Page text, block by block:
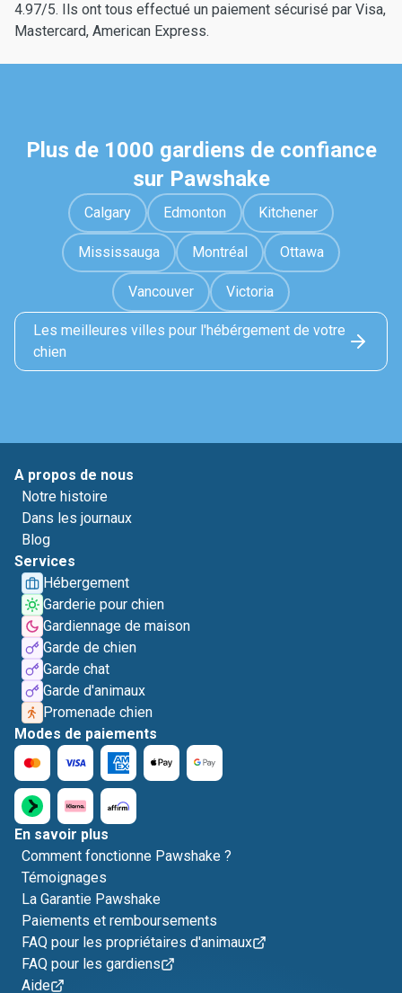
4.97/5. Ils ont tous effectué un paiement sécurisé par Visa,
Mastercard, American Express.
Plus de 1000 gardiens de confiance
sur Pawshake
Calgary Edmonton Kitchener
Mississauga Montréal Ottawa
Vancouver Victoria
Les meilleures villes pour l'hébérgement de votre
chien
A propos de nous
Notre histoire
Dans les journaux
Blog
Services
Hébergement
Garderie pour chien
Gardiennage de maison
Garde de chien
Garde chat
Garde d'animaux
Promenade chien
Modes de paiements
En savoir plus
Comment fonctionne Pawshake ?
Témoignages
La Garantie Pawshake
Paiements et remboursements
FAQ pour les propriétaires d'animaux
FAQ pour les gardiens
Aide